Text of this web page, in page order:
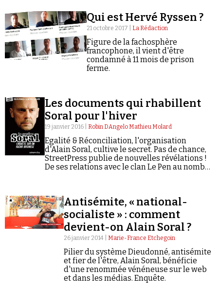
Newsletter
Faire un don
Se connecter
Qui est Hervé Ryssen ?
21 octobre 2017 | La Rédaction
Figure de la fachosphère
francophone, il vient d'être
condamné à 11 mois de prison
ferme.
Les documents qui rhabillent
Soral pour l'hiver
19 janvier 2016 | Robin DAngelo Mathieu Molard
Egalité & Réconciliation, l'organisation
d'Alain Soral, cultive le secret. Pas de chance,
StreetPress publie de nouvelles révélations !
De ses relations avec le clan Le Pen au nombre
Antisémite, « national-
socialiste » : comment
devient-on Alain Soral ?
26 janvier 2014 | Marie-France Etchegoin
Pilier du système Dieudonné, antisémite
et fier de l'être, Alain Soral, bénéficie
d'une renommée vénéneuse sur le web
et dans les médias. Enquête.